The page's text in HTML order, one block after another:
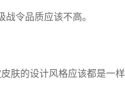
令品质应该不高。
肤的设计风格应该都是一样